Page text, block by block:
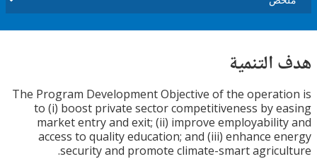
The Program Development Objective of the
to (i) boost private sector competitiveness by
market entry and exit; (ii) improve
access to quality education; and (iii) enhance
security and promote climate-smart